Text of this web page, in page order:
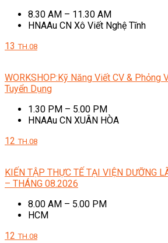
8.30 AM – 11.30 AM
HNAAu CN Xô Viết Nghệ Tĩnh
13 TH.08
WORKSHOP:Kỹ Năng Viết CV & Phỏng
Tuyển Dụng
1.30 PM – 5.00 PM
HNAAu CN XUÂN HÒA
12 TH.08
KIẾN TẬP THỰC TẾ TẠI VIỆN DƯỠNG
– THÁNG 08.2026
8.00 AM – 5.00 PM
HCM
12 TH.08